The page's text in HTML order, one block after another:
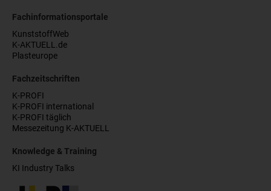
Fachinformationsportale
KunststoffWeb
K-AKTUELL.de
Plasteurope
Fachzeitschriften
K-PROFI
K-PROFI international
K-PROFI täglich
Messezeitung K-AKTUELL
Knowledge & Training
KI Industry Talks